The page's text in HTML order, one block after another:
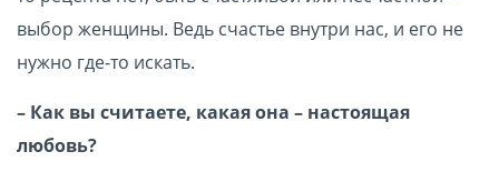
выбор женщины. Ведь счастье внутри нас, и его не
нужно где-то искать.
– Как вы считаете, какая она – настоящая
любовь?